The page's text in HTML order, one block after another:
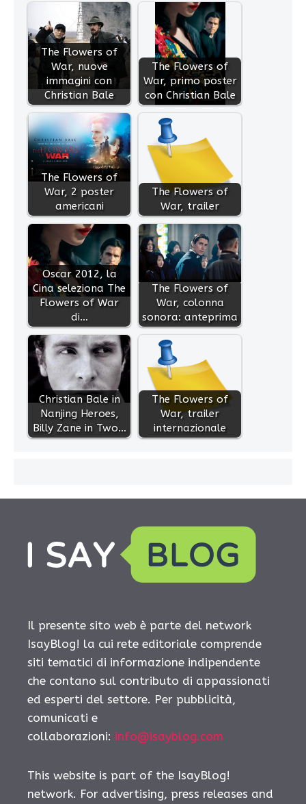
The Flowers of
War, nuove
immagini con
Christian Bale
The Flowers of
War, primo poster
con Christian Bale
The Flowers of
War, 2 poster
americani
The Flowers of
War, trailer
Oscar 2012, la
Cina seleziona The
Flowers of War
di…
The Flowers of
War, colonna
sonora: anteprima
Christian Bale in
Nanjing Heroes,
Billy Zane in Two…
The Flowers of
War, trailer
internazionale
Il presente sito web è parte del network
IsayBlog! la cui rete editoriale comprende
siti tematici di informazione indipendente
che contano sul contributo di appassionati
ed esperti del settore. Per pubblicità,
comunicati e
collaborazioni: info@isayblog.com
This website is part of the IsayBlog!
network. For advertising, press releases and